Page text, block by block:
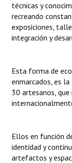
Premio al Mérito
Audiencias
Periodistas
Ciudadano
Huéspedes de
Antiguos
técnicas y
recreando
exposiciones,
integración y
Esta forma de
enmarcados, es
30 artesanos,
Ellos en función
identidad y
artefactos y